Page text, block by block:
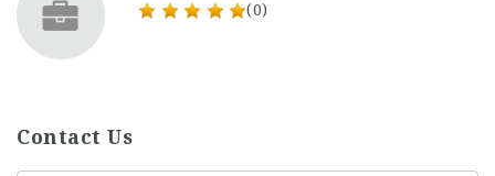
(0)
Contact Us